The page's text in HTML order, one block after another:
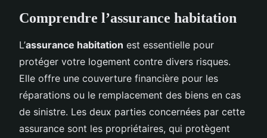
Comprendre l’assurance habitation
L’assurance habitation est essentielle pour
protéger votre logement contre divers risques.
Elle offre une couverture financière pour les
réparations ou le remplacement des biens en cas
de sinistre. Les deux parties concernées par cette
assurance sont les propriétaires, qui protègent